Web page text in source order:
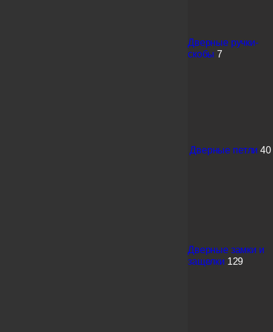
Дверные ручки-
скобы 7
Дверные петли 40
Дверные замки и
защелки 129